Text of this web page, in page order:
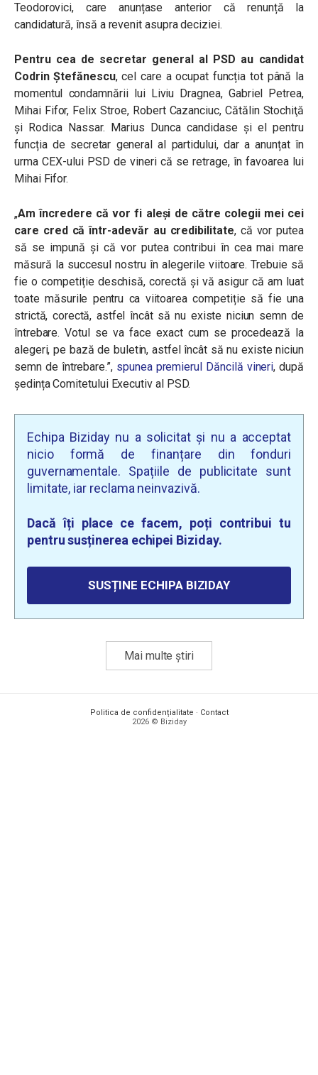
Teodorovici, care anunțase anterior că renunță la
candidatură, însă a revenit asupra deciziei.
Pentru cea de secretar general al PSD au candidat
Codrin Ștefănescu, cel care a ocupat funcția tot până la
momentul condamnării lui Liviu Dragnea, Gabriel Petrea,
Mihai Fifor, Felix Stroe, Robert Cazanciuc, Cătălin Stochiţă
şi Rodica Nassar. Marius Dunca candidase și el pentru
funcția de secretar general al partidului, dar a anunțat în
urma CEX-ului PSD de vineri că se retrage, în favoarea lui
Mihai Fifor.
„Am încredere că vor fi aleși de către colegii mei cei
care cred că într-adevăr au credibilitate, că vor putea
să se impună și că vor putea contribui în cea mai mare
măsură la succesul nostru în alegerile viitoare. Trebuie să
fie o competiție deschisă, corectă și vă asigur că am luat
toate măsurile pentru ca viitoarea competiție să fie una
strictă, corectă, astfel încât să nu existe niciun semn de
întrebare. Votul se va face exact cum se procedează la
alegeri, pe bază de buletin, astfel încât să nu existe niciun
semn de întrebare.”, spunea premierul Dăncilă vineri, după
ședința Comitetului Executiv al PSD.
Echipa Biziday nu a solicitat și nu a acceptat
nicio formă de finanțare din fonduri
guvernamentale. Spațiile de publicitate sunt
limitate, iar reclama neinvazivă.
Dacă îți place ce facem, poți contribui tu
pentru susținerea echipei Biziday.
SUSȚINE ECHIPA BIZIDAY
Mai multe știri
Politica de confidențialitate · Contact
2026 © Biziday